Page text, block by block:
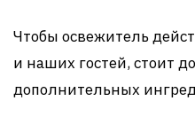
Чтобы освежитель
и наших гостей, стоит
дополнительных